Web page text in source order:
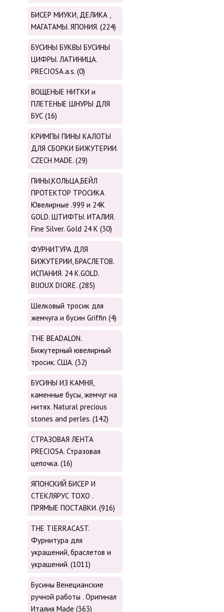
БИСЕР МИУКИ, ДЕЛИКА ,
МАГАТАМЫ. ЯПОНИЯ. (224)
БУСИНЫ БУКВЫ БУСИНЫ
ЦИФРЫ. ЛАТИНИЦА.
PRECIOSA.a.s. (0)
ВОЩЕНЫЕ НИТКИ и
ПЛЕТЕНЫЕ ШНУРЫ ДЛЯ
БУС (16)
КРИМПЫ ПИНЫ КАЛОТЫ
ДЛЯ СБОРКИ БИЖУТЕРИИ.
CZECH MADE. (29)
ПИНЫ,КОЛЬЦА,БЕЙЛ
ПРОТЕКТОР ТРОСИКА
Ювелирные .999 и 24К
GOLD. ШТИФТЫ. ИТАЛИЯ.
Fine Silver. Gold 24 K (30)
ФУРНИТУРА ДЛЯ
БИЖУТЕРИИ, БРАСЛЕТОВ.
ИСПАНИЯ. 24 K.GOLD.
BIJOUX DIORE. (285)
Шелковый тросик для
жемчуга и бусин Griffin (4)
THE BEADALON.
Бижутерный ювелирный
тросик. США. (32)
БУСИНЫ ИЗ КАМНЯ,
каменные бусы, жемчуг на
нитях. Natural precious
stones and perles. (142)
СТРАЗОВАЯ ЛЕНТА
PRECIOSA. Стразовая
цепочка. (16)
ЯПОНСКИЙ БИСЕР И
СТЕКЛЯРУС TOХО .
ПРЯМЫЕ ПОСТАВКИ. (916)
THE TIERRACAST.
Фурнитура для
украшений, браслетов и
украшений. (1011)
Бусины Венецианские
ручной работы . Оригинал
Италия Made (363)